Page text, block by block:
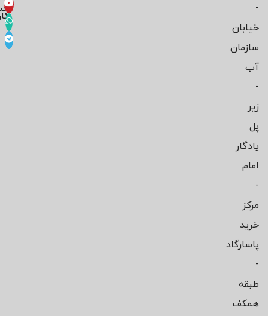
-
خیابان
سازمان
آب
-
زیر
پل
یادگار
امام
-
مرکز
خرید
پاسارگاد
-
طبقه
همکف